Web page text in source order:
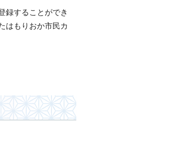
録することができ
はもりおか市民カ